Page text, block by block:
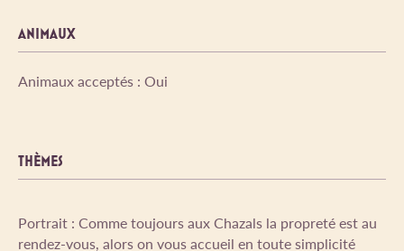
ANIMAUX
Animaux acceptés : Oui
THÈMES
Portrait : Comme toujours aux Chazals la propreté est au
rendez-vous, alors on vous accueil en toute simplicité